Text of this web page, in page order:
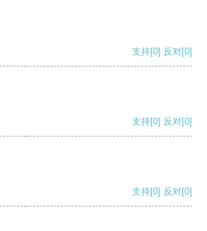
支持[0] 反对[0]
支持[0] 反对[0]
支持[0] 反对[0]